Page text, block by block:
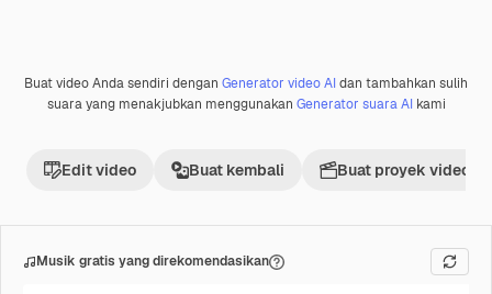
Buat video Anda sendiri dengan Generator video AIdan tambahkan sulih
suara yang menakjubkan menggunakan Generator suara AIkami
Edit video Buat kembali Buat proyek video
Musik gratis yang direkomendasikan